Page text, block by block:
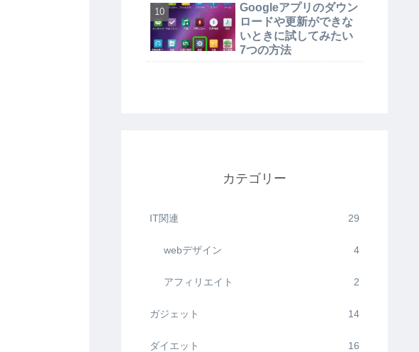
Googleアプリのダウン
ロードや更新ができな
いときに試してみたい
7つの方法
カテゴリー
IT関連 29
webデザイン 4
アフィリエイト 2
ガジェット 14
ダイエット 16